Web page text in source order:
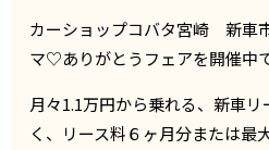
カーショップコバタ宮崎 新車
マ♡ありがとうフェアを開催中で
月々1.1万円から乗れる、新車
く、リース料６ヶ月分または最